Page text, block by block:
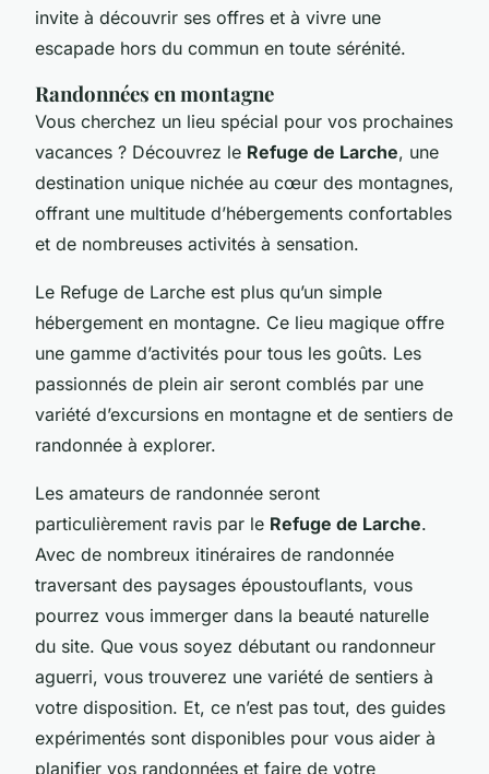
invite à découvrir ses offres et à vivre une
escapade hors du commun en toute sérénité.
Randonnées en montagne
Vous cherchez un lieu spécial pour vos prochaines
vacances ? Découvrez le Refuge de Larche, une
destination unique nichée au cœur des montagnes,
offrant une multitude d’hébergements confortables
et de nombreuses activités à sensation.
Le Refuge de Larche est plus qu’un simple
hébergement en montagne. Ce lieu magique offre
une gamme d’activités pour tous les goûts. Les
passionnés de plein air seront comblés par une
variété d’excursions en montagne et de sentiers de
randonnée à explorer.
Les amateurs de randonnée seront
particulièrement ravis par le Refuge de Larche.
Avec de nombreux itinéraires de randonnée
traversant des paysages époustouflants, vous
pourrez vous immerger dans la beauté naturelle
du site. Que vous soyez débutant ou randonneur
aguerri, vous trouverez une variété de sentiers à
votre disposition. Et, ce n’est pas tout, des guides
expérimentés sont disponibles pour vous aider à
planifier vos randonnées et faire de votre